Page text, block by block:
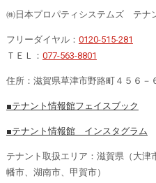
㈱日本プロパティシステムズ テナ
フリーダイヤル： 0120-515-281
ＴＥＬ： 077-563-8801
住所：滋賀県草津市野路町４５６－
■テナント情報館フェイスブック
■テナント情報館 インスタグラム
テナント取扱エリア：滋賀県（大
幡市、湖南市、甲賀市）